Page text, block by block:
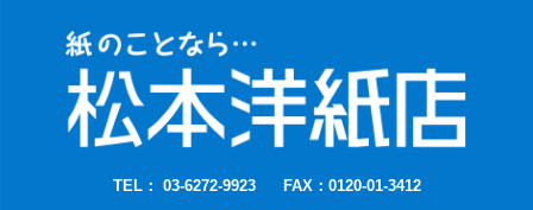
TEL： 03-6272-9923
FAX：0120-01-3412